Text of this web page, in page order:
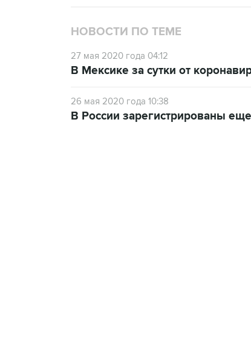
НОВОСТИ ПО ТЕМЕ
27 мая 2020 года 04:12
В Мексике за сутки от
26 мая 2020 года 10:38
В России зарегистрированы